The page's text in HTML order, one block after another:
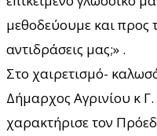
μεθοδεύουμε και προς
αντιδράσεις μας;» .
Στο χαιρετισμό-
Δήμαρχος Αγρινίου κ
χαρακτήρισε τον